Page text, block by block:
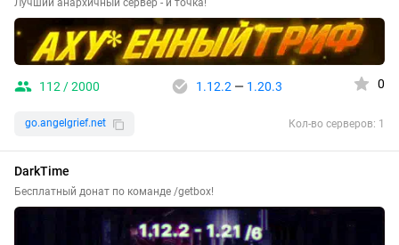
112 / 2000 1.12.2 — 1.20.3 0
go.angelgrief.net Кол-во серверов: 1
DarkTime
Бесплатный донат по команде /getbox!